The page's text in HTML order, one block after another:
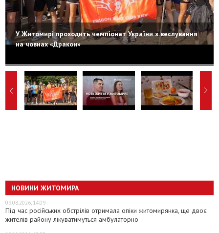
У Житомирі проходить чемпіонат України з веслування
на човнах «Дракон»
НОВИНИ ЖИТОМИРА
09.08.2026, 14:09
Під час російських обстрілів отримала опіки житомирянка, ще двоє
жителів району лікуватимуться амбулаторно